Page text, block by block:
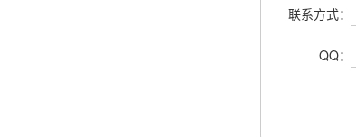
联系方式：
QQ：